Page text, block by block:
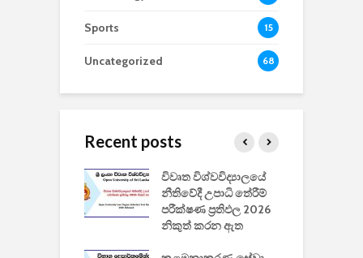
Sports 15
Uncategorized 68
Recent posts
විවෘත විශ්වවිද්‍යාලයේ
නීතිවේදී උපාධි තේරීම්
පරීක්ෂණ ප්‍රතිඵල 2026
නිකුත් කරන ඇත